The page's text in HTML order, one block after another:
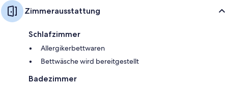
Zimmerausstattung
Schlafzimmer
Allergikerbettwaren
Bettwäsche wird bereitgestellt
Badezimmer